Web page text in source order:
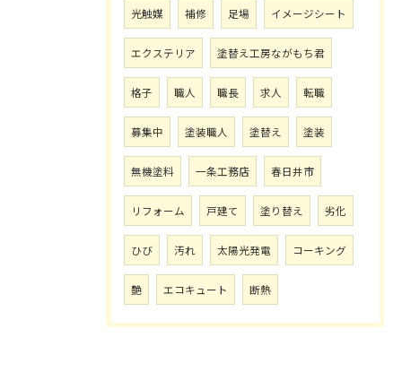
光触媒 補修 足場 イメージシート
エクステリア 塗替え工房ながもち君
格子 職人 職長 求人 転職
募集中 塗装職人 塗替え 塗装
無機塗料 一条工務店 春日井市
リフォーム 戸建て 塗り替え 劣化
ひび 汚れ 太陽光発電 コーキング
艶 エコキュート 断熱